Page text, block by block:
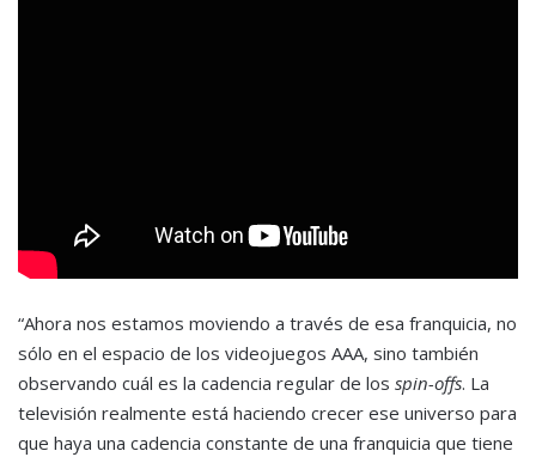
“Ahora nos estamos moviendo a través de esa franquicia, no
sólo en el espacio de los videojuegos AAA, sino también
observando cuál es la cadencia regular de los spin-offs. La
televisión realmente está haciendo crecer ese universo para
que haya una cadencia constante de una franquicia que tiene